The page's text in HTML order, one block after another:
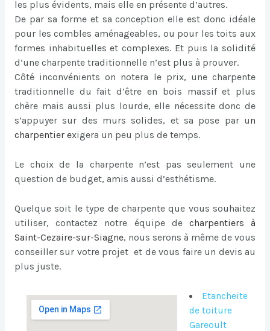
les plus évidents, mais elle en présente d’autres.
De par sa forme et sa conception elle est donc idéale
pour les combles aménageables, ou pour les toits aux
formes inhabituelles et complexes. Et puis la solidité
d’une charpente traditionnelle n’est plus à prouver.
Côté inconvénients on notera le prix, une charpente
traditionnelle du fait d’être en bois massif et plus
chère mais aussi plus lourde, elle nécessite donc de
s’appuyer sur des murs solides, et sa pose par un
charpentier exigera un peu plus de temps.
Le choix de la charpente n’est pas seulement une
question de budget, amis aussi d’esthétisme.
Quelque soit le type de charpente que vous souhaitez
utiliser, contactez notre équipe de charpentiers à
Saint-Cezaire-sur-Siagne, nous serons à même de vous
conseiller sur votre projet et de vous faire un devis au
plus juste.
Etancheite
de toiture
Gareoult